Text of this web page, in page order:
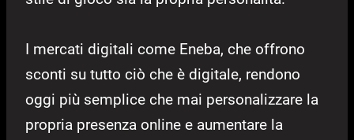
I mercati digitali come Eneba, che offrono
sconti su tutto ciò che è digitale, rendono
oggi più semplice che mai personalizzare la
propria presenza online e aumentare la